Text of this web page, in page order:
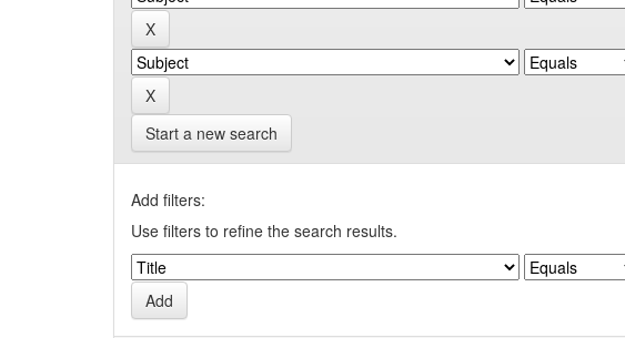
Start a new search
Add filters:
Use filters to refine the search results.